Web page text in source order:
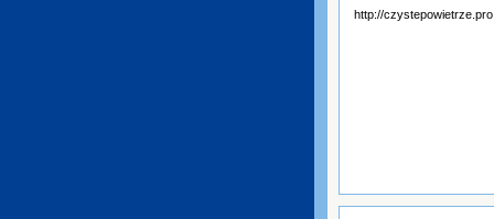
http://czystepowietrze.pro